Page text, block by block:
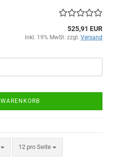
525,91 EUR
inkl. 19% MwSt. zzgl. Versand
12 pro Seite
pro Seite